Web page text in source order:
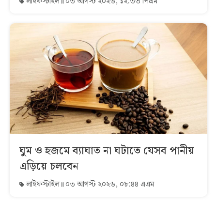
ঘুম ও হজমে ব্যাঘাত না ঘটাতে যেসব পানীয়
এড়িয়ে চলবেন
লাইফস্টাইল ০৩ আগস্ট ২০২৬, ০৮:৪৪ এএম